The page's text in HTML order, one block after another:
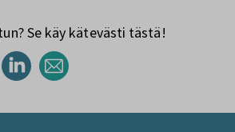
Se käy kätevästi tästä!